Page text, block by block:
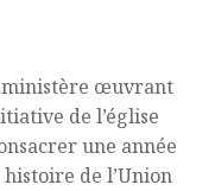
ministère œuvrant
de l’église
une année
de l’Union